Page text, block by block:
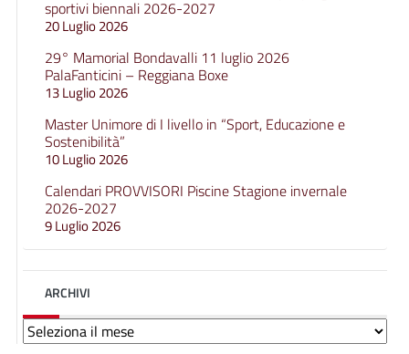
sportivi biennali 2026-2027
20 Luglio 2026
29° Mamorial Bondavalli 11 luglio 2026
PalaFanticini – Reggiana Boxe
13 Luglio 2026
Master Unimore di I livello in “Sport, Educazione e
Sostenibilità”
10 Luglio 2026
Calendari PROVVISORI Piscine Stagione invernale
2026-2027
9 Luglio 2026
ARCHIVI
Archivi